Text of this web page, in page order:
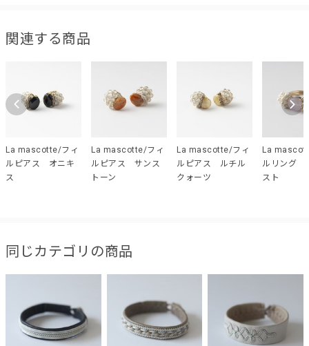
関連する商品
La mascotte/フィ
ルピアス オニキ
ス
La mascotte/フィ
ルピアス サンス
トーン
La mascotte/フィ
ルピアス ルチル
クォーツ
La
ルリング
スト
同じカテゴリの商品